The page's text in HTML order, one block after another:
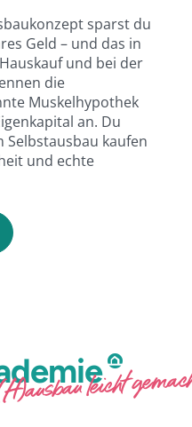
sparst du
Geld – und das in
und bei der
die
Muskelhypothek
an. Du
Selbstausbau kaufen
und echte
leicht